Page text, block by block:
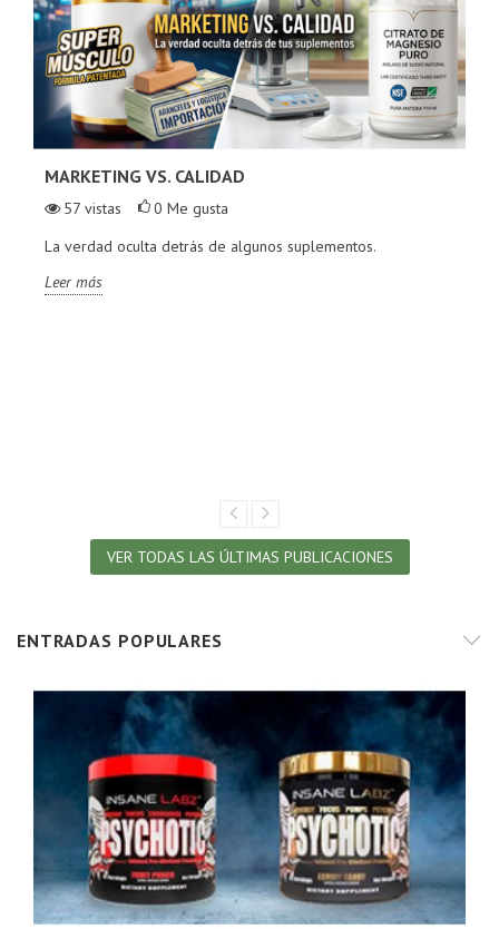
MARKETING VS. CALIDAD
57 vistas 0 Me gusta
La verdad oculta detrás de algunos suplementos.
Leer más
VER TODAS LAS ÚLTIMAS PUBLICACIONES
ENTRADAS POPULARES